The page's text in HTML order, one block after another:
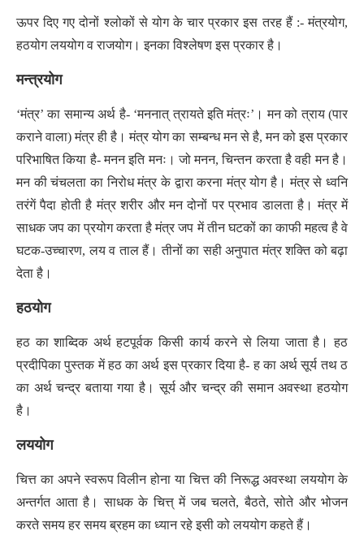
ऊपर दिए गए दोनों श्लोकों से योग के चार प्रकार इस तरह हैं :- मंत्रयोग,
हठयोग लययोग व राजयोग। इनका विश्लेषण इस प्रकार है।
मन्त्रयोग
‘मंत्र’ का समान्य अर्थ है- ‘मननात् त्रायते इति मंत्रः’। मन को त्राय (पार
कराने वाला) मंत्र ही है। मंत्र योग का सम्बन्ध मन से है, मन को इस प्रकार
परिभाषित किया है- मनन इति मनः। जो मनन, चिन्तन करता है वही मन है।
मन की चंचलता का निरोध मंत्र के द्वारा करना मंत्र योग है। मंत्र से ध्वनि
तरंगें पैदा होती है मंत्र शरीर और मन दोनों पर प्रभाव डालता है। मंत्र में
साधक जप का प्रयोग करता है मंत्र जप में तीन घटकों का काफी महत्व है वे
घटक-उच्चारण, लय व ताल हैं। तीनों का सही अनुपात मंत्र शक्ति को बढ़ा
देता है।
हठयोग
हठ का शाब्दिक अर्थ हटपूर्वक किसी कार्य करने से लिया जाता है। हठ
प्रदीपिका पुस्तक में हठ का अर्थ इस प्रकार दिया है- ह का अर्थ सूर्य तथ ठ
का अर्थ चन्द्र बताया गया है। सूर्य और चन्द्र की समान अवस्था हठयोग
है।
लययोग
चित्त का अपने स्वरूप विलीन होना या चित्त की निरूद्ध अवस्था लययोग के
अन्तर्गत आता है। साधक के चित्त् में जब चलते, बैठते, सोते और भोजन
करते समय हर समय ब्रहम का ध्यान रहे इसी को लययोग कहते हैं।